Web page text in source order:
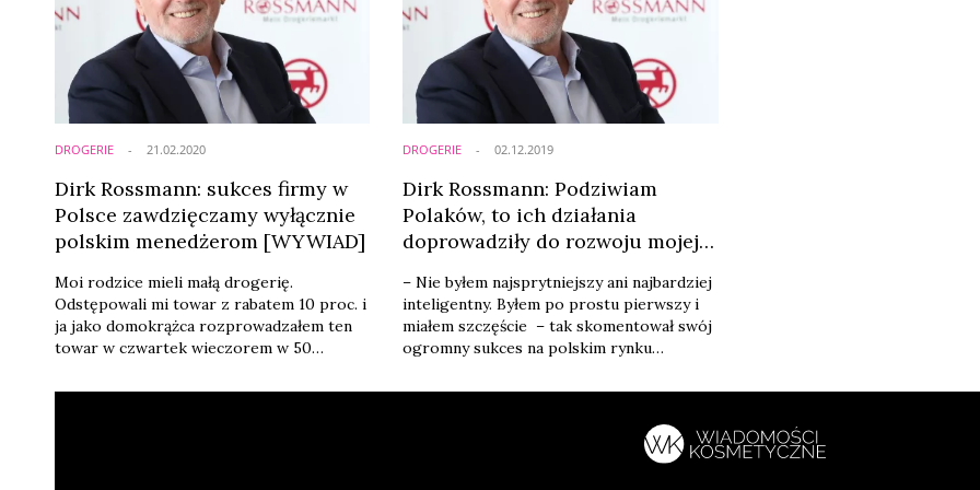
pracowitość, zaangażowanie w ważnych dla
ludzi sprawach oraz biznesowe ...
DROGERIE
Dirk Rossmann: sukces firmy w
Polsce zawdzięczamy wyłącznie
polskim menedżerom [WYWIAD]
Moi rodzice mieli małą drogerię.
Odstępowali mi towar z rabatem 10 proc. i
ja jako domokrążca rozprowadzałem ten
towar w czwartek wieczorem w 50
12 lat, zarabiałem swoje pierwsze
21.02.2020 DROGERIE
Dirk Rossmann: Podziwiam
Polaków, to ich działania
doprowadziły do rozwoju mojej
– Nie byłem najsprytniejszy ani najbardziej
inteligentny. Byłem po prostu pierwszy i
miałem szczęście – tak skomentował swój
ogromny sukces na polskim rynku
założyciel sieci drogerii Rossmann, który
swoją autobiografię „ …i wtedy wspiąłem
się na drzewo”. 73-letni Dirk Rossmann
02.12.2019